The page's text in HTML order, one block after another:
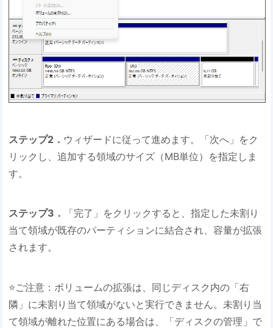
ステップ2． ウィザードに従って進めます。「次へ」をク
リックし、追加する領域のサイズ（MB単位）を指定しま
す。
ステップ3．
「完了」をクリックすると、指定した未割り
当て領域が既存のパーティションに結合され、容量が拡張
されます。
⭐ご注意：ボリュームの拡張は、同じディスク内の「右
隣」に未割り当て領域がないと実行できません。未割り当
て領域が離れた位置にある場合は、「ディスクの管理」で